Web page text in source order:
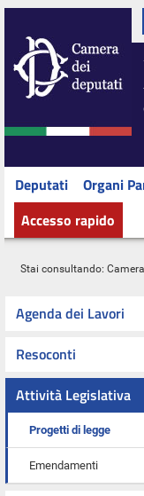
Deputati Organi
Accesso rapido
Stai consultando:
Agenda dei Lavori
Resoconti
Attività Legislativa
Progetti di legge
Emendamenti